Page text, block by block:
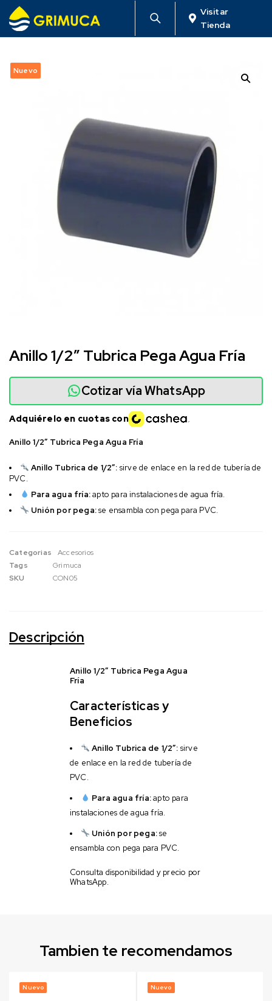
Visitar
Tienda
Nuevo
Anillo 1/2″ Tubrica Pega Agua Fría
Anillo 1/2″ Tubrica Pega Agua Fría
Anillo Tubrica de 1/2″: sirve de enlace en la red de tubería de
PVC.
Para agua fría:apto para instalaciones de agua fría.
Unión por pega:se ensambla con pega para PVC.
Cotizar vía WhatsApp
Adquiérelo en cuotas con
Categorias
Accesorios
Tags
Grimuca
SKU
CON05
Descripción
Anillo 1/2″ Tubrica Pega Agua
Fría
Características y
Beneficios
Anillo Tubrica de 1/2″: sirve
de enlace en la red de tubería de
PVC.
Para agua fría:apto para
instalaciones de agua fría.
Unión por pega:se
ensambla con pega para PVC.
Consulta disponibilidad y precio por
WhatsApp.
Tambien te recomendamos
Nuevo Nuevo